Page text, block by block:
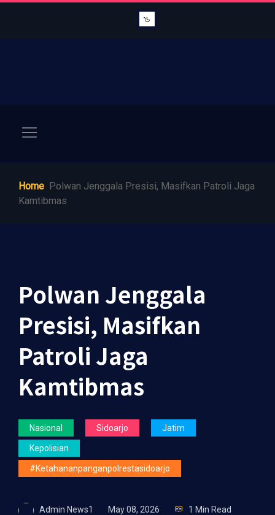
Home Polwan Jenggala Presisi, Masifkan Patroli Jaga
Kamtibmas
Polwan Jenggala
Presisi, Masifkan
Patroli Jaga
Kamtibmas
Nasional Sidoarjo Jatim
Kepolisian
#ketahananpanganpolrestasidoarjo
Admin News1 May 08, 2026 1 Min Read